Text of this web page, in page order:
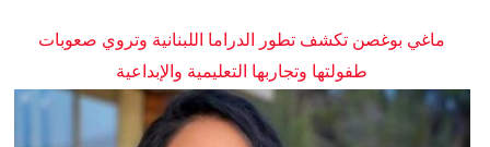
ماغي بوغصن تكشف تطور الدراما اللبنانية وتروي صعوبات
طفولتها وتجاربها التعليمية والإبداعية